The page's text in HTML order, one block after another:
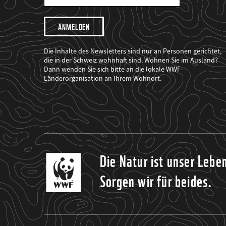
Mail
Adresse
Ich
möchte,
dass
der
WWF
mich
über
seine
Projekte
informiert.
Die Inhalte des Newsletters sind nur an Personen gerichtet,
die in der Schweiz wohnhaft sind. Wohnen Sie im Ausland?
Dann wenden Sie sich bitte an die lokale WWF-
Länderorganisation an Ihrem Wohnort.
Die Natur ist unser
Sorgen wir für beides.